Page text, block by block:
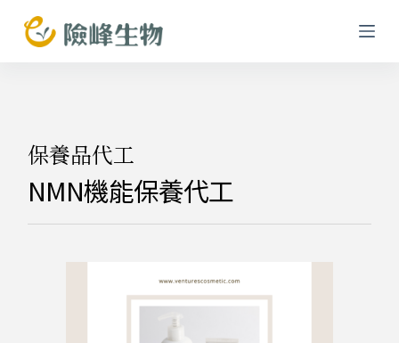
跳
至
保養品代工
NMN機能保養代工